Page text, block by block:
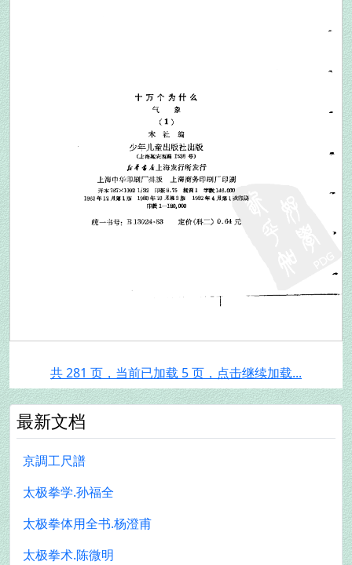
共 281 页，当前已加载 5 页，点击继续加载...
最新文档
京調工尺譜
太极拳学.孙福全
太极拳体用全书.杨澄甫
太极拳术.陈微明